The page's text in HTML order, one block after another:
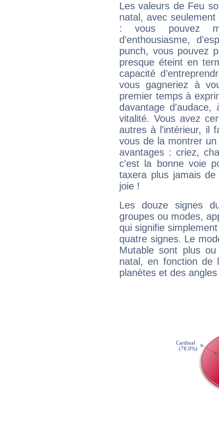
Les valeurs de Feu
natal, avec
: vous pouvez
d'enthousiasme,
punch, vous pouvez
presque éteint en
capacité
vous gagneriez à
premier temps à
davantage
vitalité. Vous avez
autres à l'intérieur, il
vous de la montrer
avantages : criez,
c'est la bonne voie
taxera plus jamais
joie !
Les douze signes
groupes ou modes,
qui signifie
quatre signes. Le
Mutable sont plus
natal, en fonction de
planètes et des